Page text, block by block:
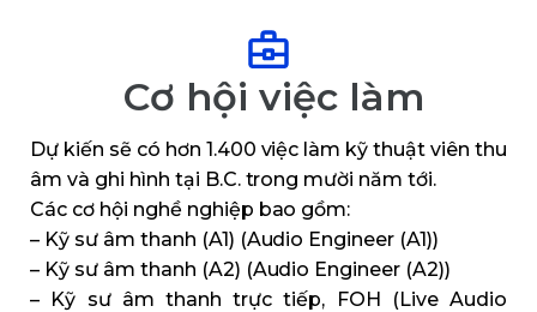
Cơ hội việc làm
Dự kiến ​​sẽ có hơn 1.400 việc làm kỹ thuật viên thu
âm và ghi hình tại B.C. trong mười năm tới.
Các cơ hội nghề nghiệp bao gồm:
– Kỹ sư âm thanh (A1) (Audio Engineer (A1))
– Kỹ sư âm thanh (A2) (Audio Engineer (A2))
– Kỹ sư âm thanh trực tiếp, FOH (Live Audio